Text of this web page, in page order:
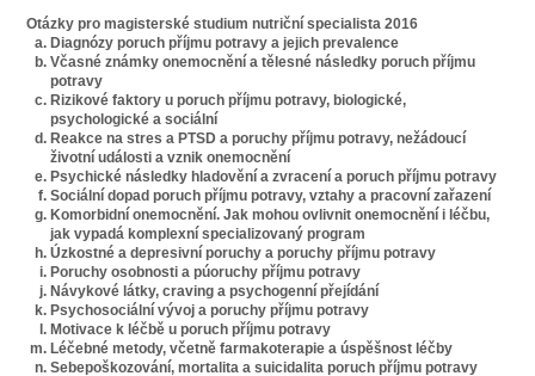
Otázky pro magisterské studium nutriční specialista 2016
Diagnózy poruch příjmu potravy a jejich prevalence
Včasné známky onemocnění a tělesné následky poruch příjmu
potravy
Rizikové faktory u poruch příjmu potravy, biologické,
psychologické a sociální
Reakce na stres a PTSD a poruchy příjmu potravy, nežádoucí
životní události a vznik onemocnění
Psychické následky hladovění a zvracení a poruch příjmu potravy
Sociální dopad poruch příjmu potravy, vztahy a pracovní zařazení
Komorbidní onemocnění. Jak mohou ovlivnit onemocnění i léčbu,
jak vypadá komplexní specializovaný program
Úzkostné a depresivní poruchy a poruchy příjmu potravy
Poruchy osobnosti a púoruchy příjmu potravy
Návykové látky, craving a psychogenní přejídání
Psychosociální vývoj a poruchy příjmu potravy
Motivace k léčbě u poruch příjmu potravy
Léčebné metody, včetně farmakoterapie a úspěšnost léčby
Sebepoškozování, mortalita a suicidalita poruch příjmu potravy